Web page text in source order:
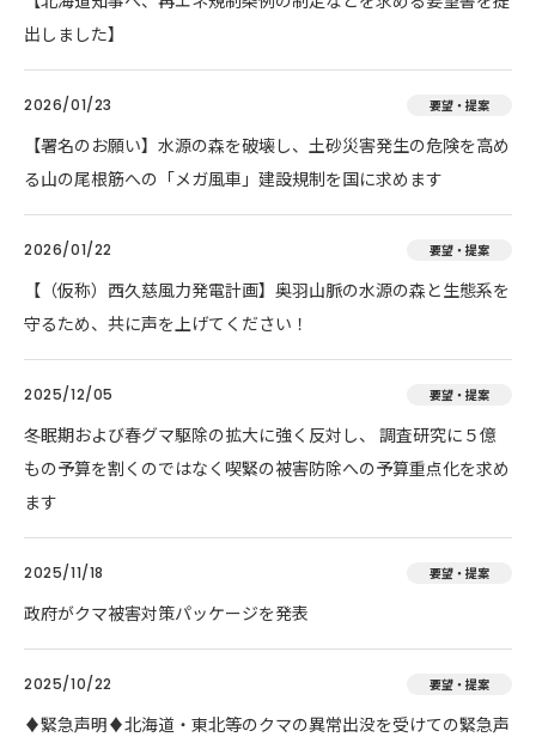
出しました】
2026/01/23 要望・提案
【署名のお願い】水源の森を破壊し、土砂災害発生の危険を高め
る山の尾根筋への「メガ風車」建設規制を国に求めます
2026/01/22 要望・提案
【（仮称）西久慈風力発電計画】奥羽山脈の水源の森と生態系を
守るため、共に声を上げてください！
2025/12/05 要望・提案
冬眠期および春グマ駆除の拡大に強く反対し、 調査研究に５億
もの予算を割くのではなく喫緊の被害防除への予算重点化を求め
ます
2025/11/18 要望・提案
政府がクマ被害対策パッケージを発表
2025/10/22 要望・提案
♦️緊急声明♦️北海道・東北等のクマの異常出没を受けての緊急声